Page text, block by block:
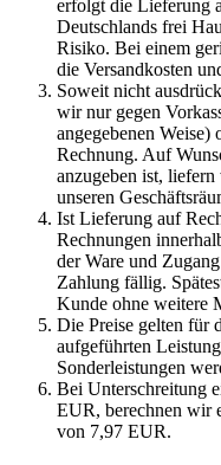
erfolgt die Lieferung
Deutschlands frei
Risiko. Bei einem
die Versandkosten
Soweit nicht
wir nur gegen
angegebenen Weise)
Rechnung. Auf
anzugeben ist,
unseren
Ist Lieferung auf
Rechnungen
der Ware und
Zahlung fällig.
Kunde ohne weitere
Die Preise gelten für
aufgeführten
Sonderleistungen
Bei Unterschreitung
EUR, berechnen wir
von 7,97 EUR.